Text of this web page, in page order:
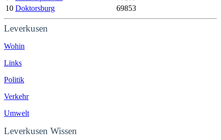
10 Doktorsburg 69853
Leverkusen
Wohin
Links
Politik
Verkehr
Umwelt
Leverkusen Wissen